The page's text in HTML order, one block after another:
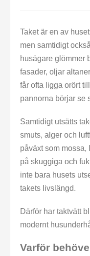
Taket är en av
men samtidigt
husägare glömmer
fasader, oljar
får ofta ligga orört
pannorna börjar se
Samtidigt utsätts
smuts, alger och
påväxt som mossa,
på skuggiga och
inte bara husets
takets livslängd.
Därför har taktvätt
modernt
Varför